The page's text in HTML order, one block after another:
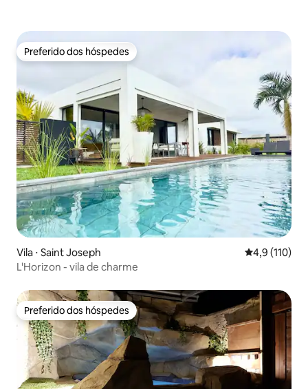
Preferido dos hóspedes
Preferido dos hóspedes
Vila ⋅ Saint Joseph 4,9 de uma
4,9 (110)
L'Horizon - vila de charme
Preferido dos hóspedes
Preferido dos hóspedes